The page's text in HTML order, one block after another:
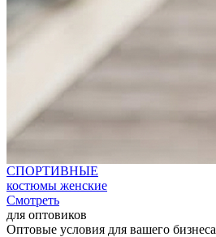
СПОРТИВНЫЕ
костюмы женские
Смотреть
для оптовиков
Оптовые условия для вашего бизнеса